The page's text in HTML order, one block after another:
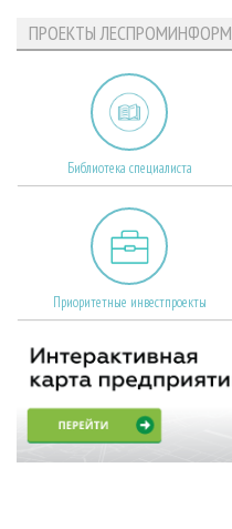
ПРОЕКТЫ ЛЕСПРОМИНФОРМ
Библиотека специалиста
Приоритетные инвестпроекты